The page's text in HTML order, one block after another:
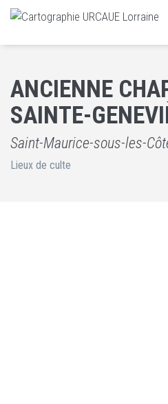
ANCIENNE
SAINTE-
Saint-Maurice-sous-les-
Lieux de culte